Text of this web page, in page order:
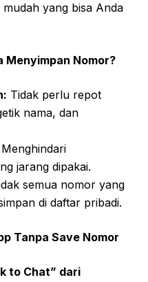
yang bisa Anda
Menyimpan Nomor?
Tidak perlu repot
nama, dan
Menghindari
jarang dipakai.
semua nomor yang
di daftar pribadi.
Tanpa Save Nomor
to Chat” dari